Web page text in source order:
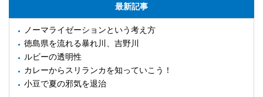
最新記事
ノーマライゼーションという考え方
徳島県を流れる暴れ川、吉野川
ルビーの透明性
カレーからスリランカを知っていこう！
小豆で夏の邪気を退治